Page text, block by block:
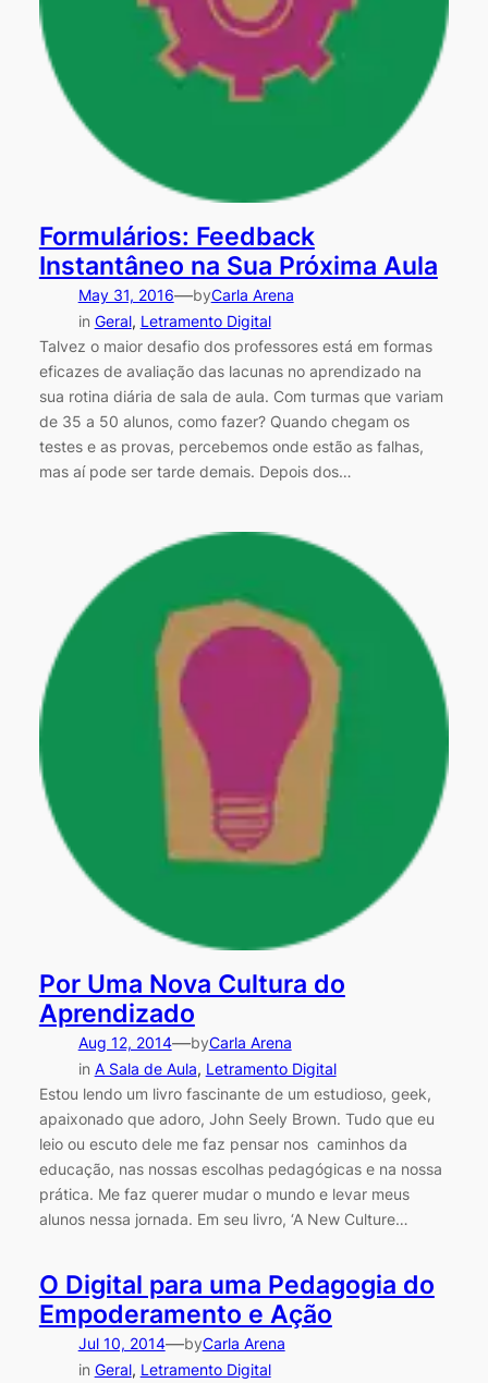
Formulários: Feedback
Instantâneo na Sua Próxima Aula
May 31, 2016—byCarla Arena
in Geral, Letramento Digital
Talvez o maior desafio dos professores está em formas
eficazes de avaliação das lacunas no aprendizado na
sua rotina diária de sala de aula. Com turmas que variam
de 35 a 50 alunos, como fazer? Quando chegam os
testes e as provas, percebemos onde estão as falhas,
mas aí pode ser tarde demais. Depois dos…
Por Uma Nova Cultura do
Aprendizado
Aug 12, 2014—byCarla Arena
in A Sala de Aula, Letramento Digital
Estou lendo um livro fascinante de um estudioso, geek,
apaixonado que adoro, John Seely Brown. Tudo que eu
leio ou escuto dele me faz pensar nos caminhos da
educação, nas nossas escolhas pedagógicas e na nossa
prática. Me faz querer mudar o mundo e levar meus
alunos nessa jornada. Em seu livro, ‘A New Culture…
O Digital para uma Pedagogia do
Empoderamento e Ação
Jul 10, 2014—byCarla Arena
in Geral, Letramento Digital